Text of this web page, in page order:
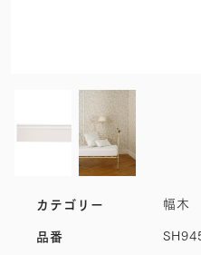
カテゴリー 幅木
品番